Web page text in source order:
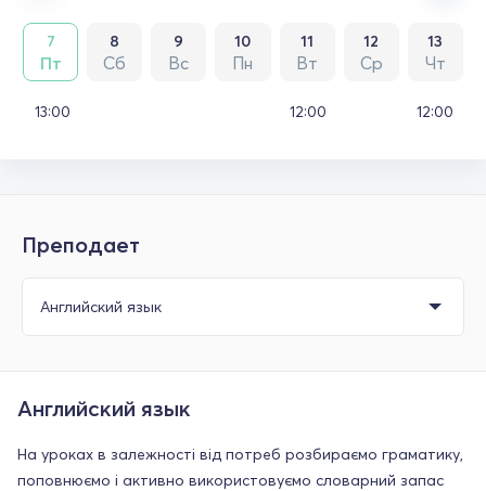
7
Пт
8
Сб
9
Вс
10
Пн
11
Вт
12
Ср
13
Чт
13:00 12:00 12:00
Преподает
Английский язык
На уроках в залежності від потреб розбираємо граматику,
поповнюємо і активно використовуємо словарний запас